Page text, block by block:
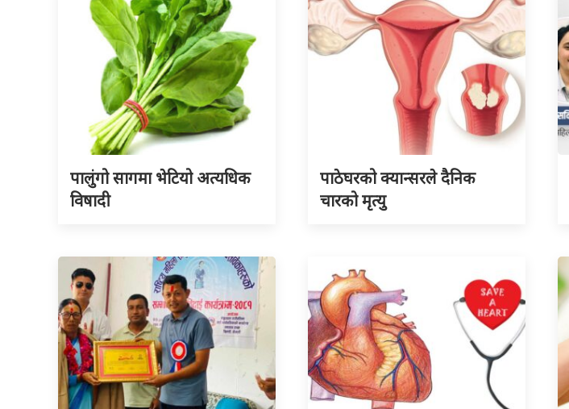
पालुंगो सागमा भेटियो अत्यधिक
विषादी
पाठेघरको क्यान्सरले दैनिक
चारको मृत्यु